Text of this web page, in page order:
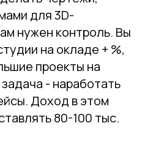
для 3D-
нужен контроль. Вы
на окладе + %,
проекты на
- наработать
Доход в этом
80-100 тыс.